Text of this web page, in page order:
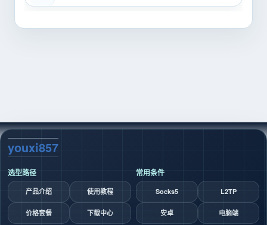
youxi857
选型路径
产品介绍 使用教程
价格套餐 下载中心
常用条件
Socks5 L2TP
安卓 电脑端